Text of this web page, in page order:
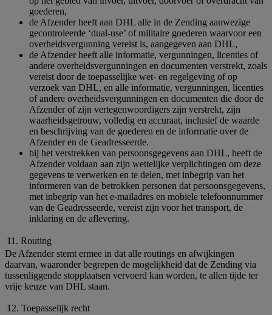
goederen,
de Afzender heeft aan DHL alle in de Zending aanwezige
gecontroleerde ‘dual-use’ of militaire goederen waarvoor een
overheidsvergunning vereist is, aangegeven aan DHL,
de Afzender heeft alle informatie, vergunningen, licenties of
andere overheidsvergunningen en documenten verstrekt, zoals
vereist door de toepasselijke wet- en regelgeving of op
verzoek van DHL, en alle informatie, vergunningen, licenties
of andere overheidsvergunningen en documenten die door de
Afzender of zijn vertegenwoordigers zijn verstrekt, zijn
waarheidsgetrouw, volledig en accuraat, inclusief de waarde
en beschrijving van de goederen en de informatie over de
Afzender en de Geadresseerde.
bij het verstrekken van persoonsgegevens aan DHL, heeft de
Afzender voldaan aan zijn wettelijke verplichtingen om deze
gegevens te verwerken en te delen, met inbegrip van het
informeren van de betrokken personen dat persoonsgegevens,
met inbegrip van het e-mailadres en mobiele telefoonnummer
van de Geadresseerde, vereist zijn voor het transport, de
inklaring en de aflevering.
11. Routing
De Afzender stemt ermee in dat alle routings en afwijkingen
daarvan, waaronder begrepen de mogelijkheid dat de Zending via
tussenliggende stopplaatsen vervoerd kan worden, te allen tijde ter
vrije keuze van DHL staan.
12. Toepasselijk recht